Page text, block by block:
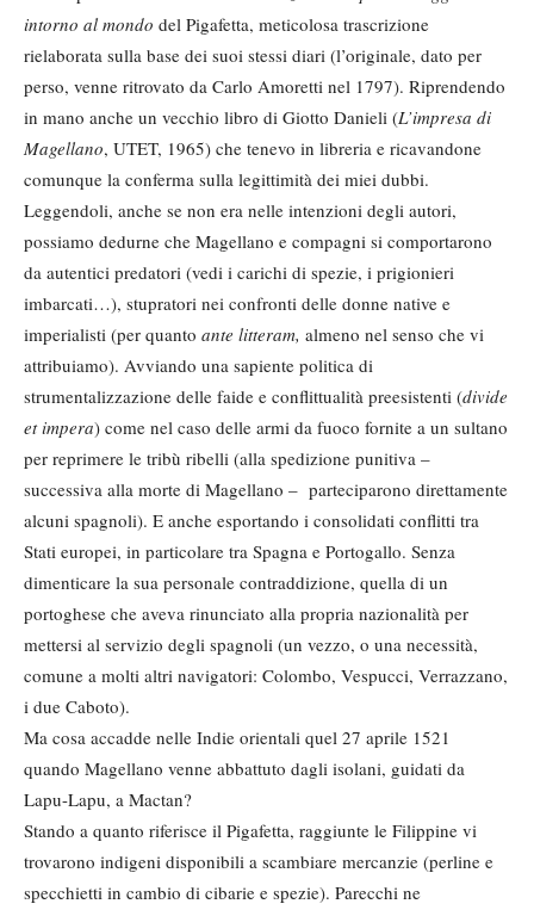
intorno al mondo del Pigafetta, meticolosa trascrizione
rielaborata sulla base dei suoi stessi diari (l’originale, dato per
perso, venne ritrovato da Carlo Amoretti nel 1797). Riprendendo
in mano anche un vecchio libro di Giotto Danieli (L’impresa di
Magellano, UTET, 1965) che tenevo in libreria e ricavandone
comunque la conferma sulla legittimità dei miei dubbi.
Leggendoli, anche se non era nelle intenzioni degli autori,
possiamo dedurne che Magellano e compagni si comportarono
da autentici predatori (vedi i carichi di spezie, i prigionieri
imbarcati…), stupratori nei confronti delle donne native e
imperialisti (per quanto ante litteram, almeno nel senso che vi
attribuiamo). Avviando una sapiente politica di
strumentalizzazione delle faide e conflittualità preesistenti (divide
et impera) come nel caso delle armi da fuoco fornite a un sultano
per reprimere le tribù ribelli (alla spedizione punitiva –
successiva alla morte di Magellano – parteciparono direttamente
alcuni spagnoli). E anche esportando i consolidati conflitti tra
Stati europei, in particolare tra Spagna e Portogallo. Senza
dimenticare la sua personale contraddizione, quella di un
portoghese che aveva rinunciato alla propria nazionalità per
mettersi al servizio degli spagnoli (un vezzo, o una necessità,
comune a molti altri navigatori: Colombo, Vespucci, Verrazzano,
i due Caboto).
Ma cosa accadde nelle Indie orientali quel 27 aprile 1521
quando Magellano venne abbattuto dagli isolani, guidati da
Lapu-Lapu, a Mactan?
Stando a quanto riferisce il Pigafetta, raggiunte le Filippine vi
trovarono indigeni disponibili a scambiare mercanzie (perline e
specchietti in cambio di cibarie e spezie). Parecchi ne